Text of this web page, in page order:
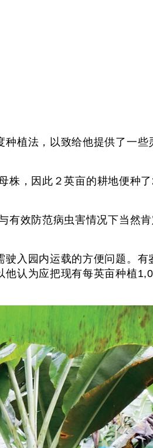
植法，以致给他提供了一些
株，因此２英亩的耕地便种
有效防范病虫害情况下当然
入园内运载的方便问题。有
认为应把现有每英亩种植